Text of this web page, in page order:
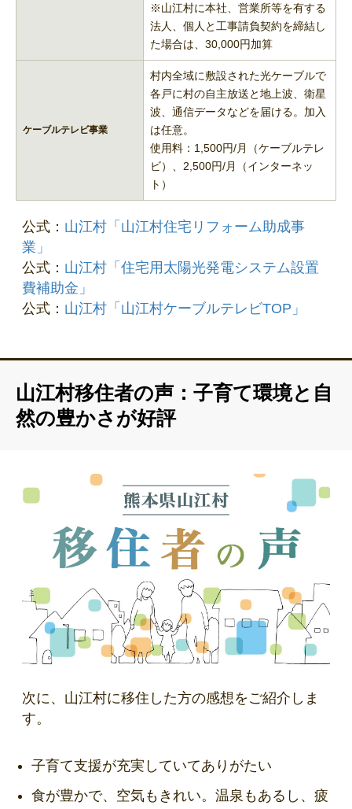
※山江村に本社、営業所等を有する
法人、個人と工事請負契約を締結し
た場合は、30,000円加算
ケーブルテレビ事業
村内全域に敷設された光ケーブルで
各戸に村の自主放送と地上波、衛星
波、通信データなどを届ける。加入
は任意。
使用料：1,500円/月（ケーブルテレ
ビ）、2,500円/月（インターネッ
ト）
公式： 山江村「山江村住宅リフォーム助成事
業」
公式： 山江村「住宅用太陽光発電システム設置
費補助金」
公式： 山江村「山江村ケーブルテレビTOP」
山江村移住者の声：子育て環境と自
然の豊かさが好評
次に、山江村に移住した方の感想をご紹介しま
す。
子育て支援が充実していてありがたい
食が豊かで、空気もきれい。温泉もあるし、疲